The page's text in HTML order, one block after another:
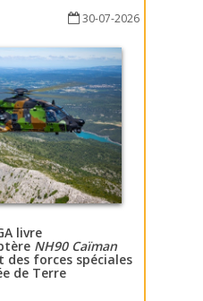
30-07-2026
livre
NH90 Caïman
forces spéciales
de Terre